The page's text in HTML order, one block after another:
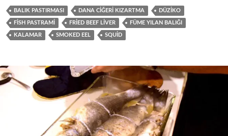
BALIK PASTIRMASI DANA CIĞERI KIZARTMA DÜZIKO
FISH PASTRAMI FRIED BEEF LIVER FÜME YILAN BALIĞI
KALAMAR SMOKED EEL SQUID